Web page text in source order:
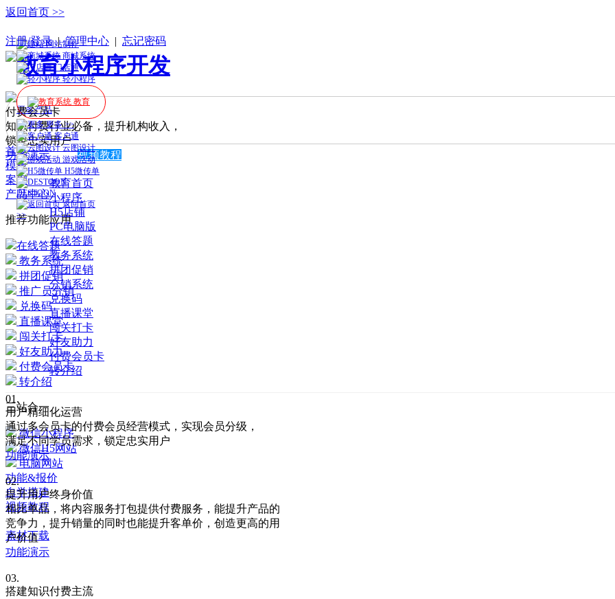
返回首页 >>
注册/登录|管理中心 | 忘记密码
更多产品
网站制作
商城系统
门店通
轻小程序
教育
更多 >>
客户通
云图设计
游戏活动
H5微传单
DESTOON
返回首页
>>
首页
模板
案例
产品中心
推荐功能应用
在线答题
教务系统
拼团促销
推广员分销
兑换码
直播课堂
闯关打卡
好友助力
付费会员卡
转介绍
三站合一
微信小程序
微信H5网站
电脑网站
功能&报价
自学搭建
视频教程
免注册体验
素材下载
付费会员卡
知识付费行业必备，提升机构收入，
锁定忠实用户
功能演示
视频教程
教育首页
小程序
H5店铺
PC电脑版
在线答题
教务系统
拼团促销
分销系统
兑换码
直播课堂
闯关打卡
好友助力
付费会员卡
转介绍
01.
用户精细化运营
通过多会员卡的付费会员经营模式，实现会员分级，
满足不同学员需求，锁定忠实用户
功能演示
02.
提升用户终身价值
相比单品，将内容服务打包提供付费服务，能提升产品的
竞争力，提升销量的同时也能提升客单价，创造更高的用
户价值
功能演示
03.
搭建知识付费主流